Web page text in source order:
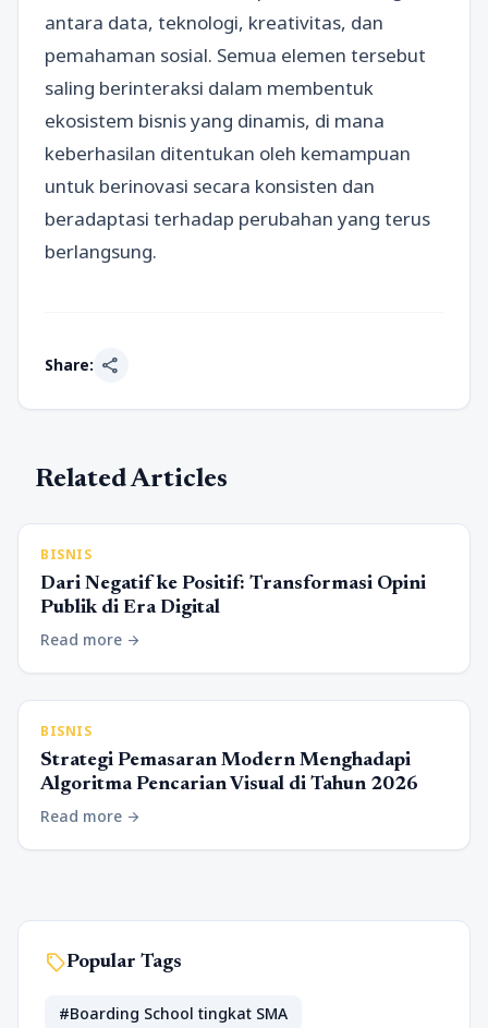
antara data, teknologi, kreativitas, dan
pemahaman sosial. Semua elemen tersebut
saling berinteraksi dalam membentuk
ekosistem bisnis yang dinamis, di mana
keberhasilan ditentukan oleh kemampuan
untuk berinovasi secara konsisten dan
beradaptasi terhadap perubahan yang terus
berlangsung.
Share: share
Related Articles
BISNIS
Dari Negatif ke Positif: Transformasi Opini
Publik di Era Digital
Read more arrow_forward
BISNIS
Strategi Pemasaran Modern Menghadapi
Algoritma Pencarian Visual di Tahun 2026
Read more arrow_forward
sellPopular Tags
#Boarding School tingkat SMA